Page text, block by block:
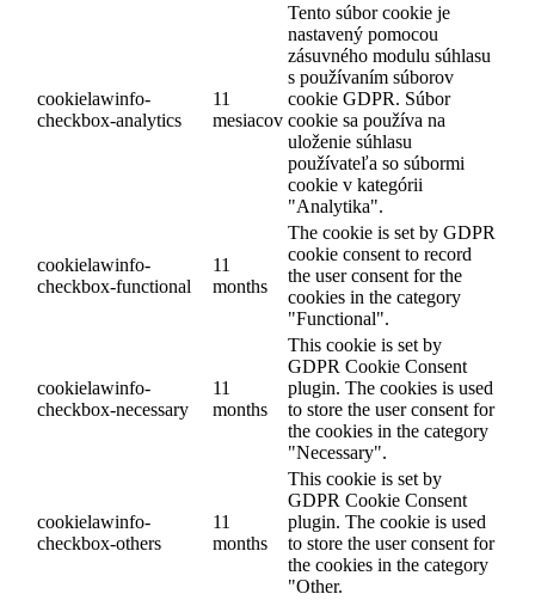
cookielawinfo-
checkbox-analytics
11
mesiacov
Tento súbor cookie je
nastavený pomocou
zásuvného modulu súhlasu
s používaním súborov
cookie GDPR. Súbor
cookie sa používa na
uloženie súhlasu
používateľa so súbormi
cookie v kategórii
"Analytika".
cookielawinfo-
checkbox-functional
11
months
The cookie is set by GDPR
cookie consent to record
the user consent for the
cookies in the category
"Functional".
cookielawinfo-
checkbox-necessary
11
months
This cookie is set by
GDPR Cookie Consent
plugin. The cookies is used
to store the user consent for
the cookies in the category
"Necessary".
cookielawinfo-
checkbox-others
11
months
This cookie is set by
GDPR Cookie Consent
plugin. The cookie is used
to store the user consent for
the cookies in the category
"Other.